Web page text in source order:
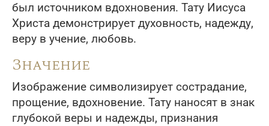
был источником вдохновения. Тату Иисуса
Христа демонстрирует духовность, надежду,
веру в учение, любовь.
Значение
Изображение символизирует сострадание,
прощение, вдохновение. Тату наносят в знак
глубокой веры и надежды, признания